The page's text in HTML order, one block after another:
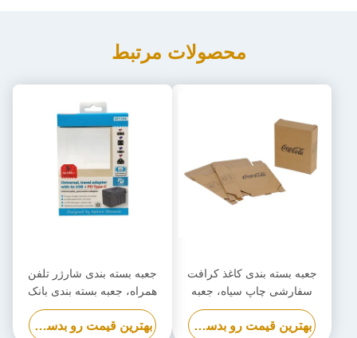
محصولات مرتبط
جعبه بسته بندی کاغذ کرافت
سفارشی چاپ سیاه، جعبه
کارتن سازگار با محیط زیست
بهترین قیمت رو بدست بیار
جعبه بسته بندی شارژر تلفن
همراه، جعبه بسته بندی بانک
قدرت زیست تخریب پذیر
سفارشی
بهترین قیمت رو بدست بیار